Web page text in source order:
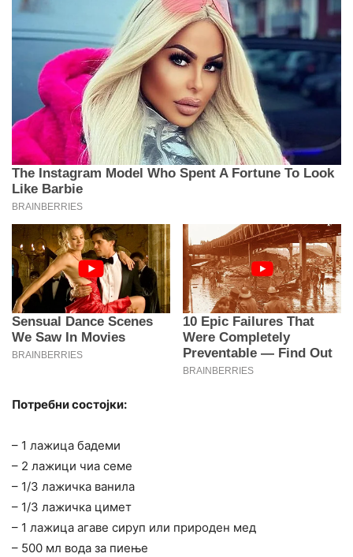
Потребни состојки:
– 1 лажица бадеми
– 2 лажици чиа семе
– 1/3 лажичка ванила
– 1/3 лажичка цимет
– 1 лажица агаве сируп или природен мед
– 500 мл вода за пиење